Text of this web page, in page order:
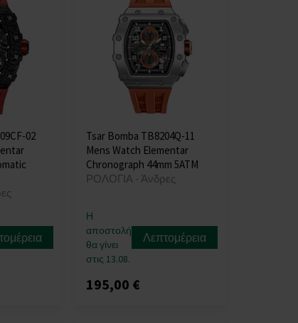
02
Tsar Bomba TB8204Q-11
Mens Watch Elementar
Chronograph 44mm 5ATM
ΡΟΛΟΓΙΑ - Άνδρες
Η
αποστολή
θα γίνει
στις 13.08.
Λεπτομέρεια
195,00 €